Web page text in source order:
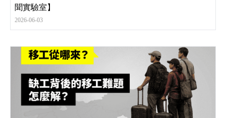
聞實驗室】
2026-06-03